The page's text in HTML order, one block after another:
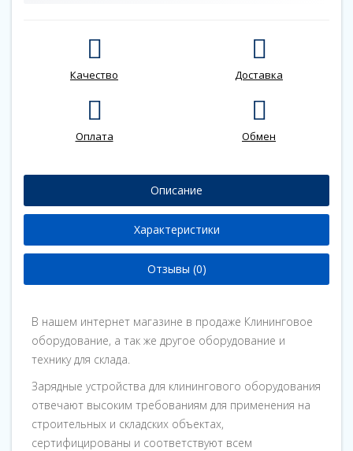
Качество Доставка
Оплата Обмен
Описание
Характеристики
Отзывы (0)
В нашем интернет магазине в продаже Клининговое
оборудование, а так же другое оборудование и
технику для склада.
Зарядные устройства для клинингового оборудования
отвечают высоким требованиям для применения на
строительных и складских объектах,
сертифицированы и соответствуют всем